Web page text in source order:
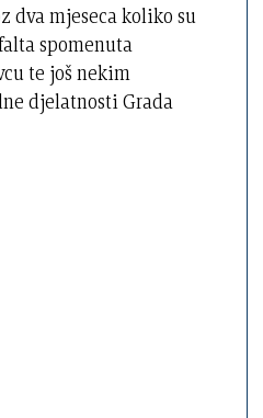
dva mjeseca koliko su
spomenuta
te još nekim
djelatnosti Grada